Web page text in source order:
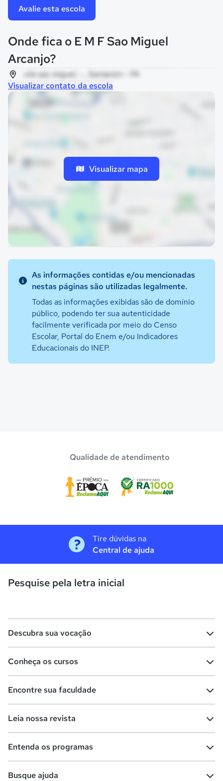
Avalie esta escola
Onde fica o E M F Sao Miguel
Arcanjo?
vila sao miguel, - , Santarém - PA
Visualizar contato da escola
Visualizar mapa
As informações contidas e/ou mencionadas
nestas páginas são utilizadas legalmente.
Todas as informações exibidas são de domínio
público, podendo ter sua autenticidade
facilmente verificada por meio do Censo
Escolar, Portal do Enem e/ou Indicadores
Educacionais do INEP.
Qualidade de atendimento
Tire dúvidas na
Central de ajuda
Pesquise pela letra inicial
Descubra sua vocação
Conheça os cursos
Cursos técnicos
Escolas
Encontre sua faculdade
Comunidade Quero
Leia nossa revista
Entenda os programas
Busque ajuda